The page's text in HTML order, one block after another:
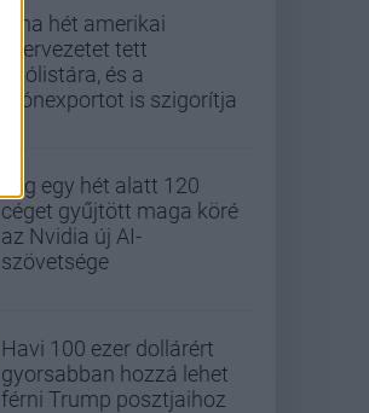
Kína hét amerikai
szervezetet tett
tiltólistára, és a
drónexportot is szigorítja
Alig egy hét alatt 120
céget gyűjtött maga köré
az Nvidia új AI-
szövetsége
Havi 100 ezer dollárért
gyorsabban hozzá lehet
férni Trump posztjaihoz